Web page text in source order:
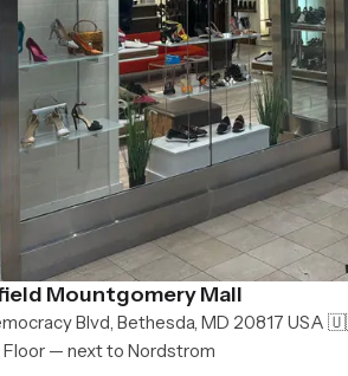
Mountgomery Mall
Blvd, Bethesda, MD 20817 USA
Floor — next to Nordstrom